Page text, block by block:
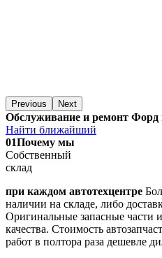
Previous Next
Обслуживание и ремонт Форд
Найти ближайший
01Почему мы
Собственный
склад
при каждом автотехцентре
наличии на складе, либо
Оригинальные запасные части
качества. Стоимость
работ в полтора раза дешевле